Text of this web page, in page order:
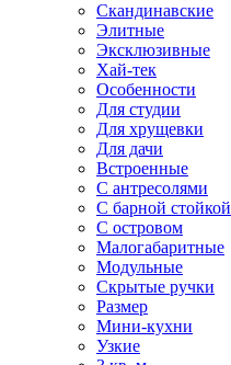
Скандинавские
Элитные
Эксклюзивные
Хай-тек
Особенности
Для студии
Для хрущевки
Для дачи
Встроенные
С антресолями
С барной стойкой
С островом
Малогабаритные
Модульные
Скрытые ручки
Размер
Мини-кухни
Узкие